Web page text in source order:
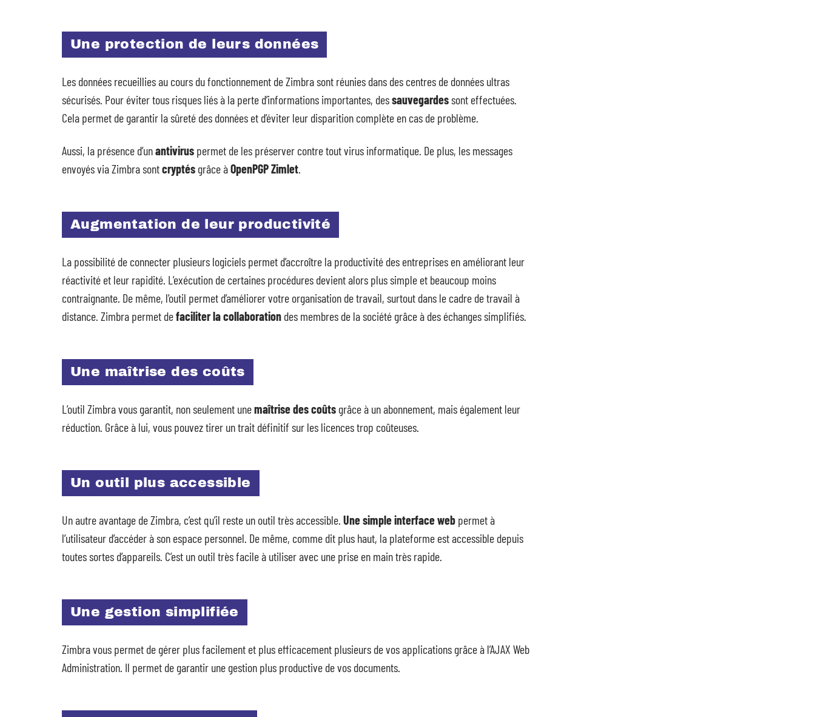
Une protection de leurs données
Les données recueillies au cours du fonctionnement de Zimbra sont réunies dans des centres de données ultras
sécurisés. Pour éviter tous risques liés à la perte d’informations importantes, dessauvegardessont effectuées.
Cela permet de garantir la sûreté des données et d’éviter leur disparition complète en cas de problème.
Aussi, la présence d’unantivirus permet de les préserver contre tout virus informatique. De plus, les messages
envoyés via Zimbra sontcryptés grâce àOpenPGP Zimlet.
Augmentation de leur productivité
La possibilité de connecter plusieurs logiciels permet d’accroître la productivité des entreprises en améliorant leur
réactivité et leur rapidité. L’exécution de certaines procédures devient alors plus simple et beaucoup moins
contraignante. De même, l’outil permet d’améliorer votre organisation de travail, surtout dans le cadre de travail à
distance. Zimbra permet defaciliter la collaboration des membres de la société grâce à des échanges simplifiés.
Une maîtrise des coûts
L’outil Zimbra vous garantit, non seulement unemaîtrise des coûts grâce à un abonnement, mais également leur
réduction. Grâce à lui, vous pouvez tirer un trait définitif sur les licences trop coûteuses.
Un outil plus accessible
Un autre avantage de Zimbra, c’est qu’il reste un outil très accessible. Une simple interface web permet à
l’utilisateur d’accéder à son espace personnel. De même, comme dit plus haut, la plateforme est accessible depuis
toutes sortes d’appareils. C’est un outil très facile à utiliser avec une prise en main très rapide.
Une gestion simplifiée
Zimbra vous permet de gérer plus facilement et plus efficacement plusieurs de vos applications grâce à l’AJAX Web
Administration. Il permet de garantir une gestion plus productive de vos documents.